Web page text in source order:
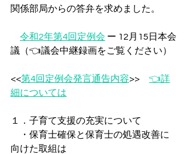
関係部局からの答弁を求めました。
令和2年第4回定例会 ー 12月15日本会
議（👈議会中継録画をご覧ください）
<<第4回定例会発言通告内容>> 👈詳
細については
１．子育て支援の充実について
・保育士確保と保育士の処遇改善に
向けた取組は